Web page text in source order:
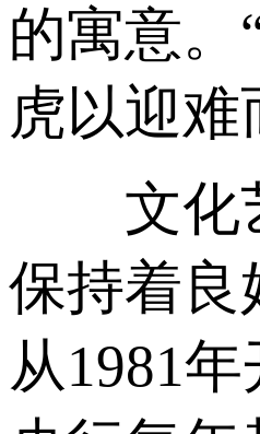
的寓意。
虎以迎
文化艺
保持着良
从1981